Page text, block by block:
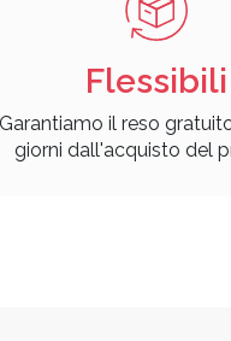
Flessibili
Garantiamo il reso
giorni dall'acquisto del